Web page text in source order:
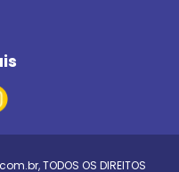
, TODOS OS DIREITOS